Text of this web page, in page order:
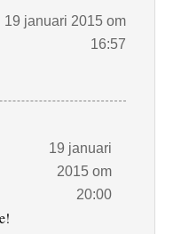
19 januari 2015 om
16:57
19 januari
2015 om
20:00